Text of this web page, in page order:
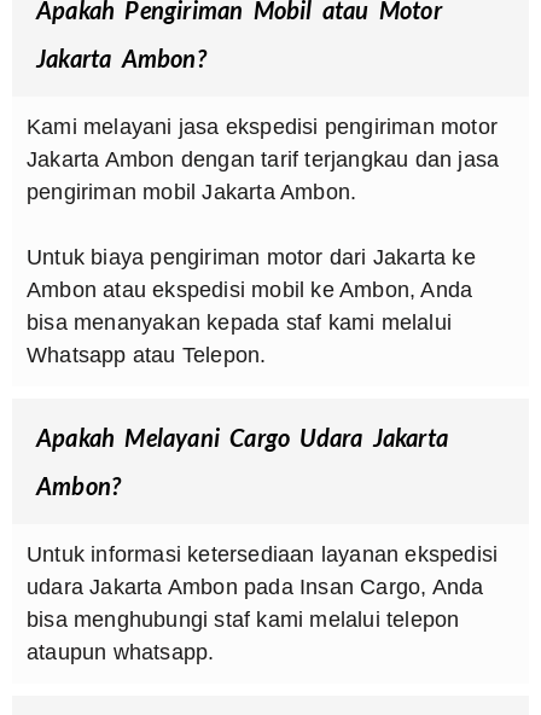
Apakah Pengiriman Mobil atau Motor
Jakarta Ambon?
Kami melayani jasa ekspedisi pengiriman motor
Jakarta Ambon dengan tarif terjangkau dan jasa
pengiriman mobil Jakarta Ambon.
Untuk biaya pengiriman motor dari Jakarta ke
Ambon atau ekspedisi mobil ke Ambon, Anda
bisa menanyakan kepada staf kami melalui
Whatsapp atau Telepon.
Apakah Melayani Cargo Udara Jakarta
Ambon?
Untuk informasi ketersediaan layanan ekspedisi
udara Jakarta Ambon pada Insan Cargo, Anda
bisa menghubungi staf kami melalui telepon
ataupun whatsapp.